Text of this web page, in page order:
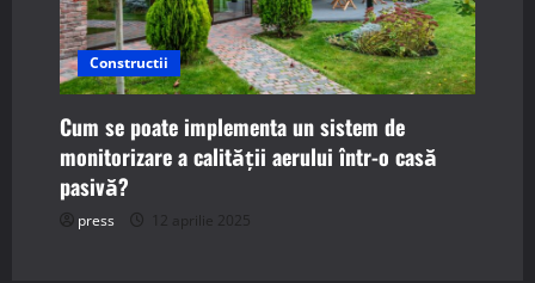
Constructii
Cum se poate implementa un sistem de
monitorizare a calității aerului într-o casă
pasivă?
press 12 aprilie 2025